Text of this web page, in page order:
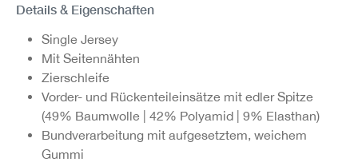
Details & Eigenschaften
Single Jersey
Mit Seitennähten
Zierschleife
Vorder- und Rückenteileinsätze mit edler Spitze
(49% Baumwolle | 42% Polyamid | 9% Elasthan)
Bundverarbeitung mit aufgesetztem, weichem
Gummi